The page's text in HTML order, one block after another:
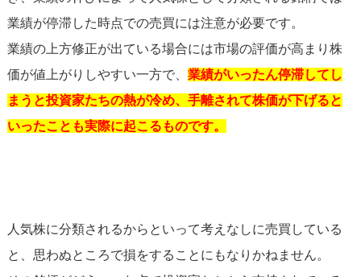
業績が停滞した時点での売買には注意が必要です。
業績の上方修正が出ている場合には市場の評価が高まり株
価が値上がりしやすい一方で、 業績がいったん停滞してし
まうと投資家たちの熱が冷め、手離されて株価が下げると
いったことも実際に起こるものです。
人気株に分類されるからといって考えなしに売買している
と、思わぬところで損をすることにもなりかねません。